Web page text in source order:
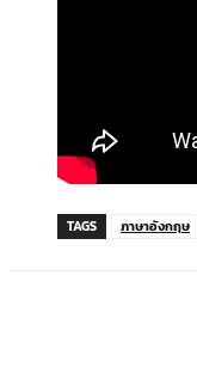
TAGS ภาษาอังกฤษ